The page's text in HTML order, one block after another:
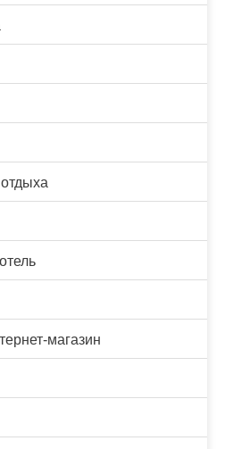
магазин